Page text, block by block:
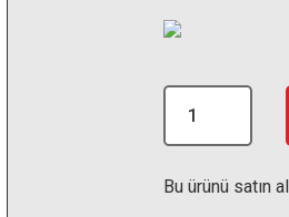
Bu ürünü satın